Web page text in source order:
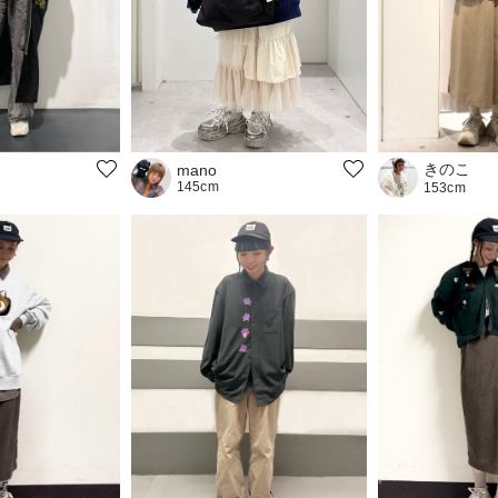
mano
145cm
きのこ
153cm